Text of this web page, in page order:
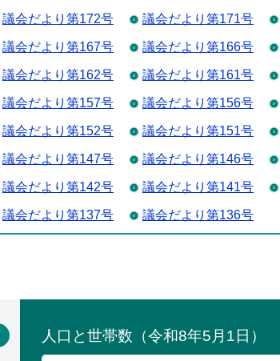
議会だより第172号 議会だより第171号
議会だより第167号 議会だより第166号
議会だより第162号 議会だより第161号
議会だより第157号 議会だより第156号
議会だより第152号 議会だより第151号
議会だより第147号 議会だより第146号
議会だより第142号 議会だより第141号
議会だより第137号 議会だより第136号